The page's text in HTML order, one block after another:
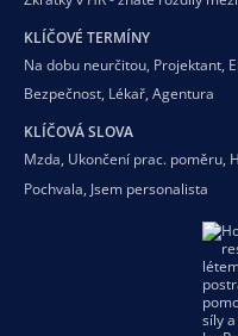
KLÍČOVÉ TERMÍNY
Na dobu neurčitou, Projektant,
Bezpečnost, Lékař, Agentura
KLÍČOVÁ SLOVA
Mzda, Ukončení prac. poměru,
Pochvala, Jsem personalista